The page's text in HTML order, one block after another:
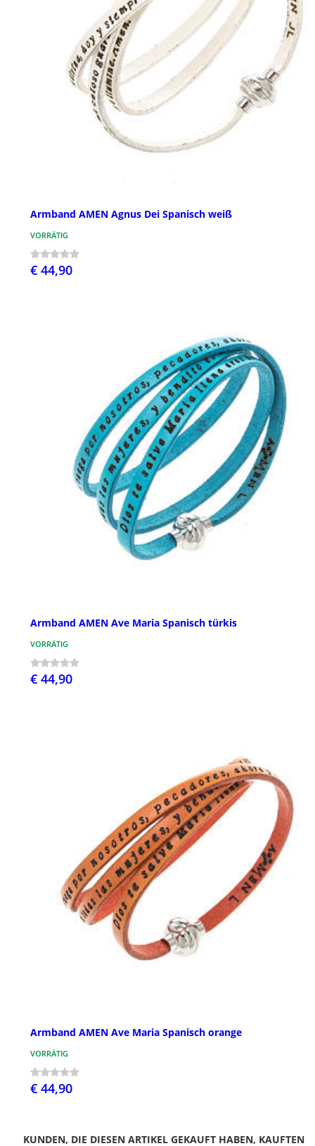
Armband AMEN Agnus Dei Spanisch weiß
VORRÄTIG
€ 44,90
Armband AMEN Ave Maria Spanisch türkis
VORRÄTIG
€ 44,90
Armband AMEN Ave Maria Spanisch orange
VORRÄTIG
€ 44,90
KUNDEN, DIE DIESEN ARTIKEL GEKAUFT HABEN, KAUFTEN